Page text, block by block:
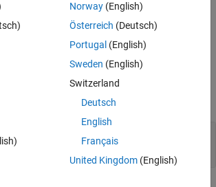
floating-point tolerance check setting, specify
as a double.
and
Norway(English)
Österreich (Deutsch)
Portugal (English)
Sweden (English)
Switzerland
Deutsch
English
Français
United Kingdom(English)